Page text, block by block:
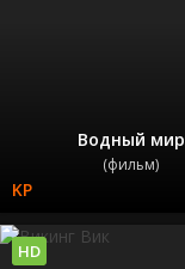
Водный мир
(фильм)
HD